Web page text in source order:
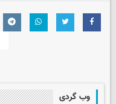
وب گردی